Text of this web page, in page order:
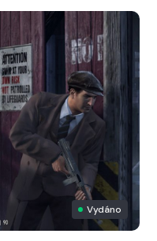
Vydáno